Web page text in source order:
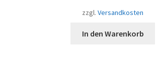
zzgl. Versandkosten
In den Warenkorb